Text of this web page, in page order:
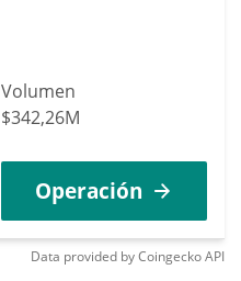
Volumen
$342,26M
Operación
Data provided byCoingeckoAPI